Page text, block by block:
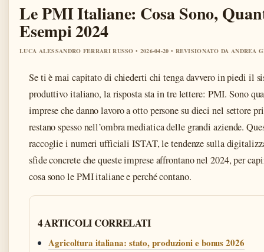
Le PMI Italiane: Cosa Sono,
Esempi 2024
LUCA ALESSANDRO FERRARI RUSSO • 2026-04-20 • REVISIONATO DA ANDREA
Se ti è mai capitato di chiederti chi tenga davvero in piedi il
produttivo italiano, la risposta sta in tre lettere: PMI. Sono
imprese che danno lavoro a otto persone su dieci nel settore
restano spesso nell’ombra mediatica delle grandi aziende.
raccoglie i numeri ufficiali ISTAT, le tendenze sulla
sfide concrete che queste imprese affrontano nel 2024, per
cosa sono le PMI italiane e perché contano.
4 ARTICOLI CORRELATI
Agricoltura italiana: stato, produzioni e bonus 2026